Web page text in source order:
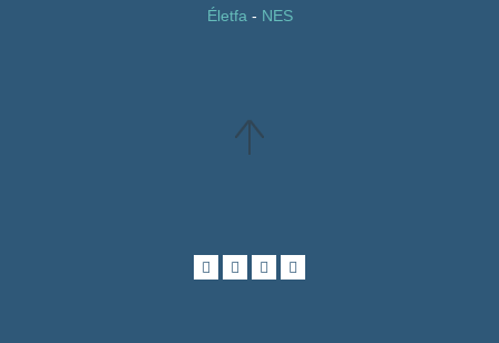
Életfa - NES